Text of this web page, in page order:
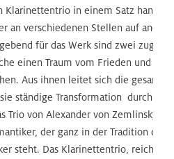
Klarinettentrio in einem Satz
an verschiedenen Stellen auf
für das Werk sind zwei
einen Traum vom Frieden und
Aus ihnen leitet sich die gesamte
ständige Transformation
Trio von Alexander von Zemlinsky,
der ganz in der Tradition der
steht. Das Klarinettentrio, reich an